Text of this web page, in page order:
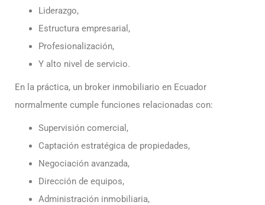
Liderazgo,
Estructura empresarial,
Profesionalización,
Y alto nivel de servicio.
En la práctica, un broker inmobiliario en Ecuador
normalmente cumple funciones relacionadas con:
Supervisión comercial,
Captación estratégica de propiedades,
Negociación avanzada,
Dirección de equipos,
Administración inmobiliaria,